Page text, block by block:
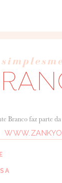
Branco faz parte